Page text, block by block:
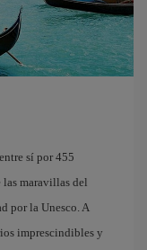
sí por 455
las maravillas del
por la Unesco. A
imprescindibles y